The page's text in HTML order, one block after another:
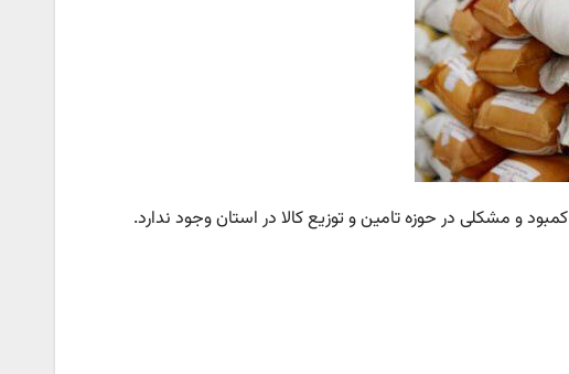
و مشکلی در حوزه تامین و توزیع کالا در استان وجود ندارد.